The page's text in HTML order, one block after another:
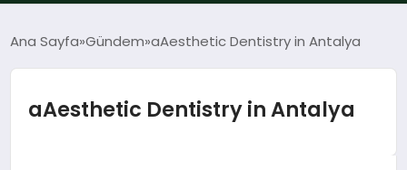
TEKNOLOJI
EKONOMI
Ana Sayfa Gündem aAesthetic Dentistry in Antalya
aAesthetic Dentistry in Antalya